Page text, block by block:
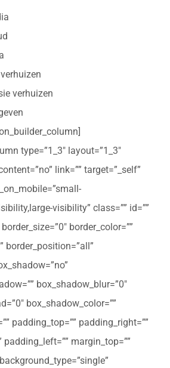
verhuizen
type=”1_3″ layout=”1_3″
link=”” target=”_self”
visibility” class=”” id=””
border_color=””
border_position=”all”
box_shadow_blur=”0″
box_shadow_color=””
padding_top=”” padding_right=””
margin_top=””